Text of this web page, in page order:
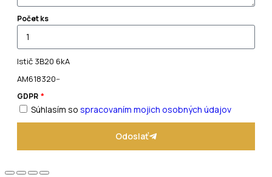
Počet ks
Istič 3B20 6kA
AM618320--
GDPR
Súhlasím so spracovaním mojich osobných údajov
Odoslať